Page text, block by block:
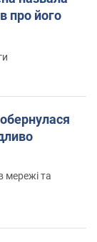
про його
мережі та